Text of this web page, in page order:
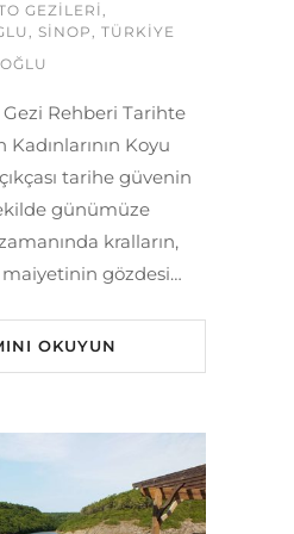
GEZILERI,
, SINOP, TÜRKIYE
Gezi Rehberi Tarihte
Koyu
tarihe güvenin
günümüze
kralların,
gözdesi…
OKUYUN